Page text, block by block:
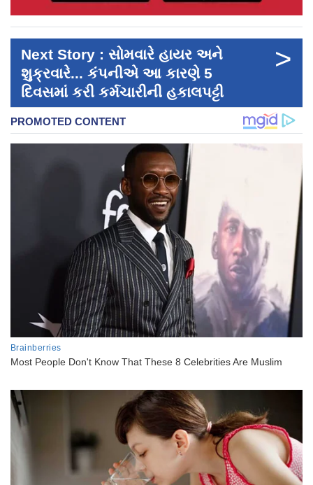
Next Story : સોમવારે હાયર અને
શુક્રવારે... કંપનીએ આ કારણે 5
દિવસમાં કરી કર્મચારીની હકાલપટ્ટી
>